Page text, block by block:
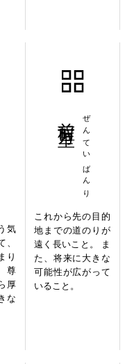
気
、
り
尊
厚
な
ぜんていばんり
これから先の目的
地までの道のりが
遠く長いこと。 ま
た、将来に大きな
可能性が広がって
いること。